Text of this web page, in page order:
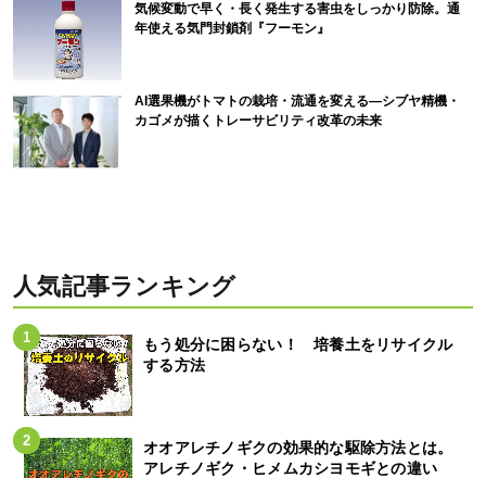
気候変動で早く・長く発生する害虫をしっかり防除。通
年使える気門封鎖剤『フーモン』
AI選果機がトマトの栽培・流通を変える―シブヤ精機・
カゴメが描くトレーサビリティ改革の未来
人気記事ランキング
もう処分に困らない！ 培養土をリサイクル
する方法
オオアレチノギクの効果的な駆除方法とは。
アレチノギク・ヒメムカシヨモギとの違い